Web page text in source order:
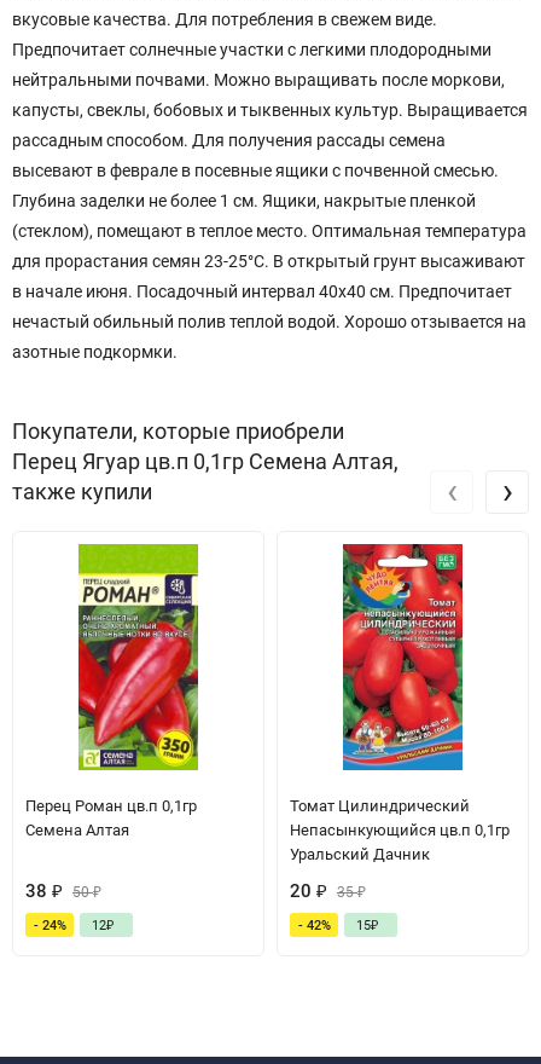
вкусовые качества. Для потребления в свежем виде.
Предпочитает солнечные участки с легкими плодородными
нейтральными почвами. Можно выращивать после моркови,
капусты, свеклы, бобовых и тыквенных культур. Выращивается
рассадным способом. Для получения рассады семена
высевают в феврале в посевные ящики с почвенной смесью.
Глубина заделки не более 1 см. Ящики, накрытые пленкой
(стеклом), помещают в теплое место. Оптимальная температура
для прорастания семян 23-25°С. В открытый грунт высаживают
в начале июня. Посадочный интервал 40х40 см. Предпочитает
нечастый обильный полив теплой водой. Хорошо отзывается на
азотные подкормки.
Покупатели, которые приобрели
Перец Ягуар цв.п 0,1гр Семена Алтая,
также купили
Перец Роман цв.п 0,1гр
Семена Алтая
38 ₽ 50₽
- 24% 12₽
Томат Цилиндрический
Непасынкующийся цв.п 0,1гр
Уральский Дачник
20 ₽ 35₽
- 42% 15₽
‹ ›